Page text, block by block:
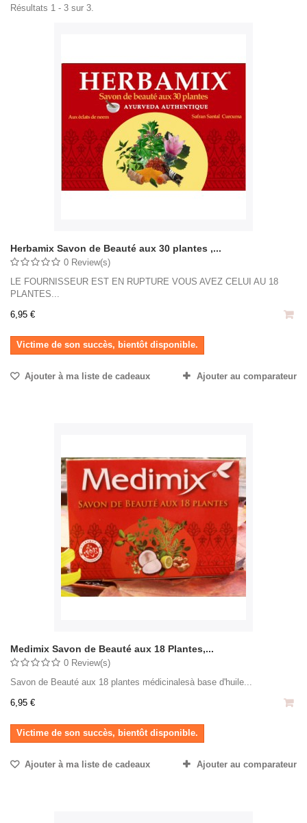
Résultats 1 - 3 sur 3.
Herbamix Savon de Beauté aux 30 plantes ,...
0 Review(s)
LE FOURNISSEUR EST EN RUPTURE VOUS AVEZ CELUI AU 18
PLANTES...
6,95 €
Victime de son succès, bientôt disponible.
Ajouter à ma liste de cadeaux Ajouter au comparateur
Medimix Savon de Beauté aux 18 Plantes,...
0 Review(s)
Savon de Beauté aux 18 plantes médicinalesà base d'huile...
6,95 €
Victime de son succès, bientôt disponible.
Ajouter à ma liste de cadeaux Ajouter au comparateur